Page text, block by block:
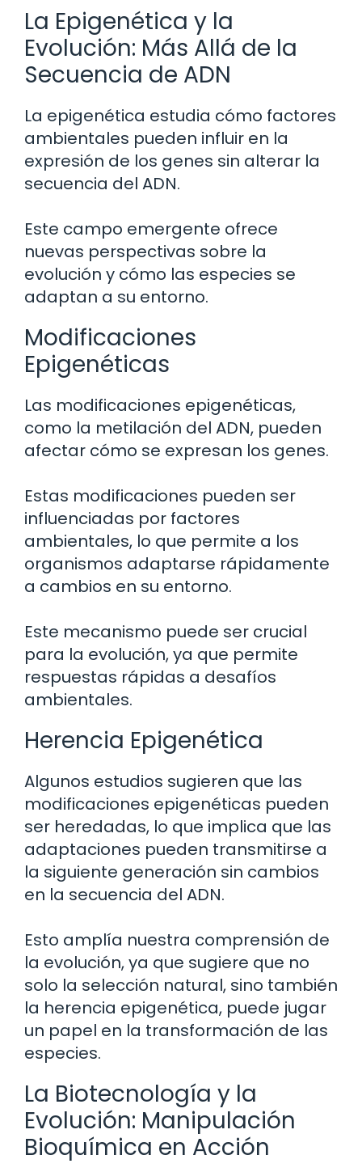
La Epigenética y la
Evolución: Más Allá de la
Secuencia de ADN
La epigenética estudia cómo factores
ambientales pueden influir en la
expresión de los genes sin alterar la
secuencia del ADN.
Este campo emergente ofrece
nuevas perspectivas sobre la
evolución y cómo las especies se
adaptan a su entorno.
Modificaciones
Epigenéticas
Las modificaciones epigenéticas,
como la metilación del ADN, pueden
afectar cómo se expresan los genes.
Estas modificaciones pueden ser
influenciadas por factores
ambientales, lo que permite a los
organismos adaptarse rápidamente
a cambios en su entorno.
Este mecanismo puede ser crucial
para la evolución, ya que permite
respuestas rápidas a desafíos
ambientales.
Herencia Epigenética
Algunos estudios sugieren que las
modificaciones epigenéticas pueden
ser heredadas, lo que implica que las
adaptaciones pueden transmitirse a
la siguiente generación sin cambios
en la secuencia del ADN.
Esto amplía nuestra comprensión de
la evolución, ya que sugiere que no
solo la selección natural, sino también
la herencia epigenética, puede jugar
un papel en la transformación de las
especies.
La Biotecnología y la
Evolución: Manipulación
Bioquímica en Acción